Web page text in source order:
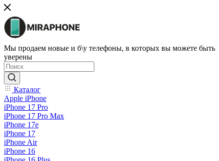
Мы продаем новые и б\у телефоны, в которых вы можете быть
уверены
Каталог
Apple iPhone
iPhone 17 Pro
iPhone 17 Pro Max
iPhone 17e
iPhone 17
iPhone Air
iPhone 16